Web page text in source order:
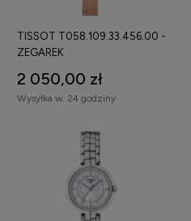
TISSOT T058.109.33.456.00 -
ZEGAREK
2 050,00 zł
Wysyłka w: 24 godziny